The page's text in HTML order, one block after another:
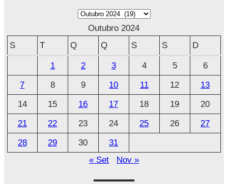
A
v
o
Outubro 2024
S
T Q Q S S D
1 2 3 4 5
6
7
8 9 10 11 12
13
14
15 16 17 18 19
20
21
22 23 24 25 26
27
28
29 30
31
« Set
Nov »